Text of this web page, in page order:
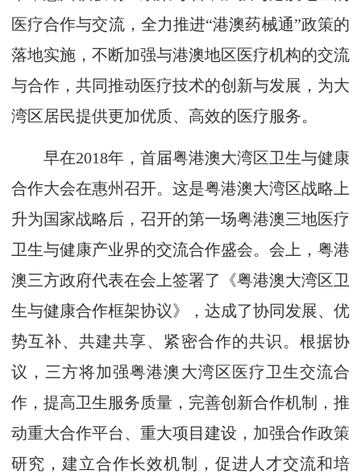
医疗合作与交流，全力推进“港澳药械通”政策的
落地实施，不断加强与港澳地区医疗机构的交流
与合作，共同推动医疗技术的创新与发展，为大
湾区居民提供更加优质、高效的医疗服务。
早在2018年，首届粤港澳大湾区卫生与健康
合作大会在惠州召开。这是粤港澳大湾区战略上
升为国家战略后，召开的第一场粤港澳三地医疗
卫生与健康产业界的交流合作盛会。会上，粤港
澳三方政府代表在会上签署了《粤港澳大湾区卫
生与健康合作框架协议》，达成了协同发展、优
势互补、共建共享、紧密合作的共识。根据协
议，三方将加强粤港澳大湾区医疗卫生交流合
作，提高卫生服务质量，完善创新合作机制，推
动重大合作平台、重大项目建设，加强合作政策
研究，建立合作长效机制，促进人才交流和培